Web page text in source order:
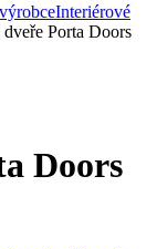
Interiérové
Porta Doors
Doors